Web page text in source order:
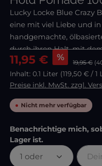
Lucky Locke Blue Crazy
eine mit viel Liebe und
handgemachte,
durch ihren Halt, mit
Verkaufspreis:
11,95 € % 19,95 €
Inhalt: 0.1 Liter (119,50 € / 1
Preise inkl. MwSt. zzgl.
Nicht mehr verfügbar
Benachrichtige mich,
Lager ist.
Deine